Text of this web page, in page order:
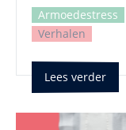
Armoedestress
Verhalen
Lees verder